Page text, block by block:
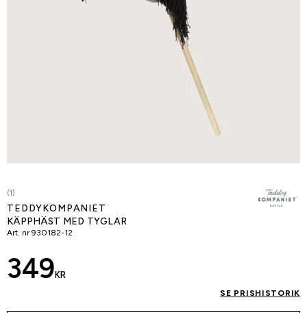
(1)
TEDDYKOMPANIET
KÄPPHÄST MED TYGLAR
Art. nr 930182-12
349 KR
SE PRISHISTORIK